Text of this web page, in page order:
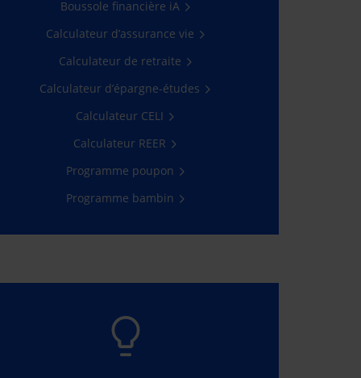
Participez
Boussole financière iA
Calculateur d’assurance vie
Calculateur de retraite
Calculateur d’épargne-études
Calculateur CELI
Calculateur REER
Programme poupon
Programme bambin